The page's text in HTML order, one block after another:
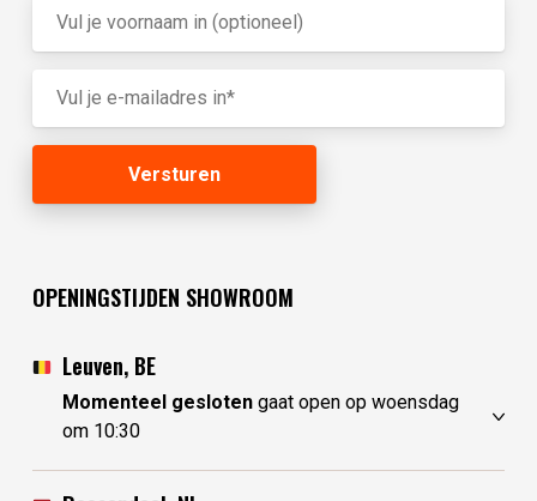
OPENINGSTIJDEN SHOWROOM
Leuven, BE
Momenteel geslotengaat open op woensdag
om 10:30
zondag
gesloten
maandag